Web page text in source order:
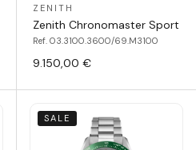
ZENITH
Zenith Chronomaster Sport
Ref. 03.3100.3600/69.M3100
9.150,00 €
SALE